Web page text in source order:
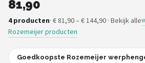
Merken
Blog
Hengelsoorten
81,90
4 producten· € 81,90 – € 144,90 · Bekijk alle
Rozemeijer producten
Goedkoopste Rozemeijer